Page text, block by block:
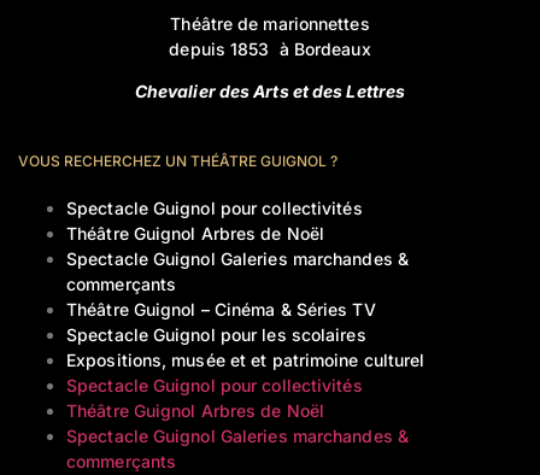
Théâtre de marionnettes
depuis 1853 à Bordeaux
Chevalier des Arts et des Lettres
VOUS RECHERCHEZ UN THÉÂTRE GUIGNOL ?
Spectacle Guignol pour collectivités
Théâtre Guignol Arbres de Noël
Spectacle Guignol Galeries marchandes &
commerçants
Théâtre Guignol – Cinéma & Séries TV
Spectacle Guignol pour les scolaires
Expositions, musée et et patrimoine culturel
Spectacle Guignol pour collectivités
Théâtre Guignol Arbres de Noël
Spectacle Guignol Galeries marchandes &
commerçants